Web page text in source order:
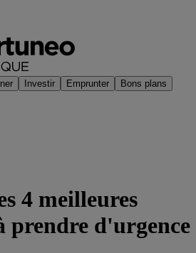
Investir Emprunter
Bons plans
4 meilleures
prendre d'urgence